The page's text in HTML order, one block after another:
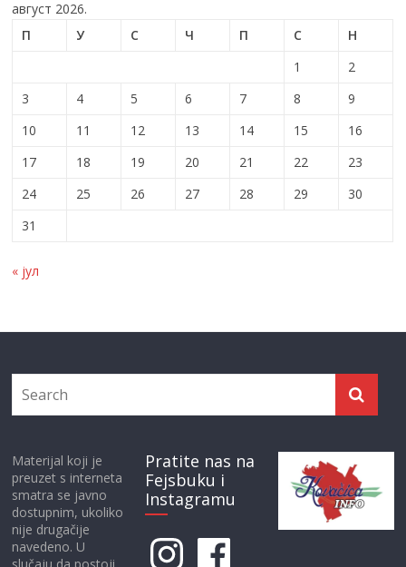
август 2026.
П
У С Ч П С
Н
1
2
3
4 5 6 7 8
9
10
11 12 13 14 15
16
17
18 19 20 21 22
23
24
25 26 27 28 29
30
31
« јул
Materijal koji je
preuzet s interneta
smatra se javno
dostupnim, ukoliko
nije drugačije
navedeno. U
slučaju da postoji
Pratite nas na
Fejsbuku i
Instagramu
InstagramFacebook